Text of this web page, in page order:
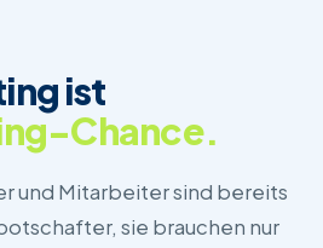
ist
Chance.
und Mitarbeiter sind bereits
sie brauchen nur